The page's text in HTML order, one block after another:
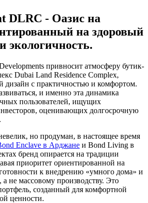
DLRC - Оазис на
на здоровый
экологичность.
привносит атмосферу бутик-
Dubai Land Residence Complex,
дизайн с практичностью и комфортом.
и именно эта динамика
пользователей, ищущих
оценивающих долгосрочную
но продуман, в настоящее время
Enclave в Арджане и Bond Living в
бренд опирается на традиции
приоритет ориентированной на
к внедрению «умного дома» и
не массовому производству. Это
созданный для комфортной
ценности.